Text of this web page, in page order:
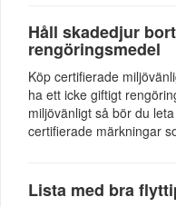
Håll skadedjur
rengöringsmedel
Köp certifierade
ha ett icke giftigt
miljövänligt så bör du
certifierade märkningar
Lista med bra